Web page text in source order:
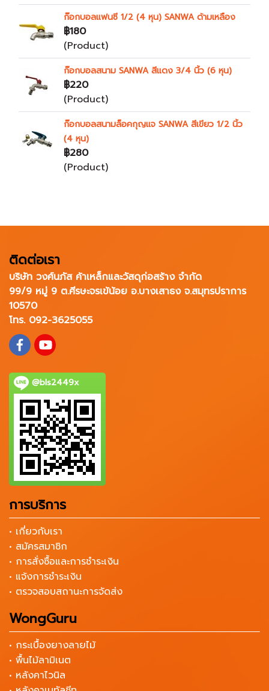
ก๊อกบอลแฟนซี 1/2 (4 หุน) SANWA ด้ามเหลือง
฿180
(Product)
ก๊อกบอลสนาม SANWA สีแดง 3/4 นิ้ว (6 หุน)
฿220
(Product)
ก๊อกบอลสนามล็อคกุญแจ SANWA สีเขียว 1/2 นิ้ว
(4 หุน)
฿280
(Product)
ติดต่อเรา
บริษัท วงศ์นภัส ค้าเหล็กและวัสดุก่อสร้าง จำกัด
99/9 หมู่ 9 ต.ศีรษะจรเข้น้อย อ.บางเสาธง จ.สมุทรปราการ
10570
โทร. 092-3625055
@bls2449x
การบริการ
• เกี่ยวกับเรา
• สมัครสมาชิก
• การสั่งซื้อและการชำระเงิน
• แจ้งการชำระเงิน
• ตรวจสอบสถานะการจัดส่ง
WongGuru
• กระเบื้องยางลายไม้
• พื้นไม้ลามิเนต
• หลังคาไวนิล